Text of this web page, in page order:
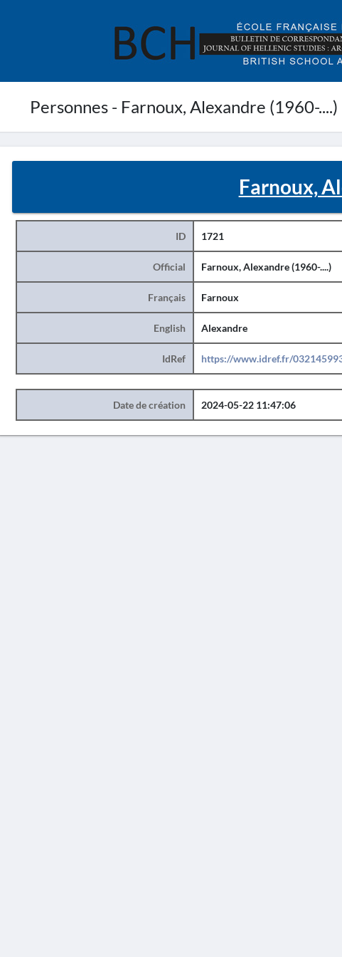
Personnes - Farnoux, Alexandre (1960-....)
Farnoux,
ID 1721
Official Farnoux, Alexandre (1960-....)
Français Farnoux
English Alexandre
IdRef https://www.idref.fr/
Date de création 2024-05-22 11:47:06